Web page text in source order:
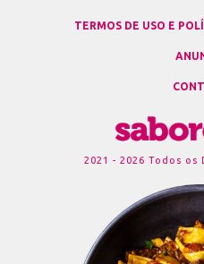
TERMOS DE USO E
2021 - 2026 Todos